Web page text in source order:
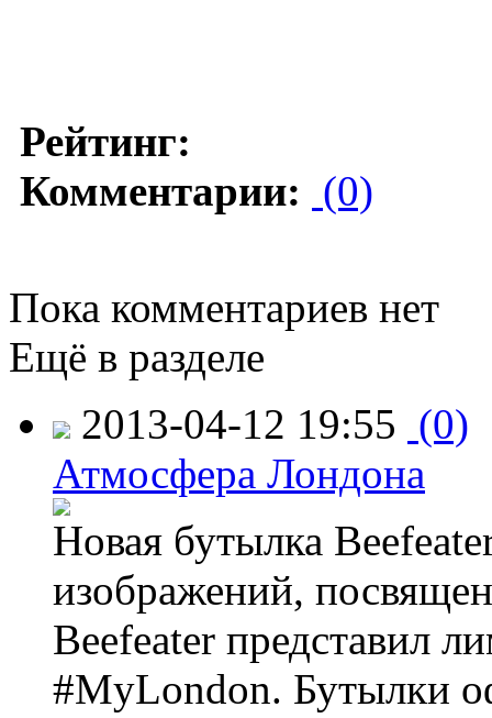
Рейтинг:
Комментарии: (0)
Пока комментариев нет
Ещё в разделе
2013-04-12 19:55 (0)
Атмосфера Лондона
Новая бутылка
изображений,
Beefeater представил
#MyLondon. Бутылки